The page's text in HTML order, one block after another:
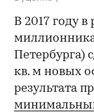
В 2017 году
Петербурга)
кв. м новых
результата